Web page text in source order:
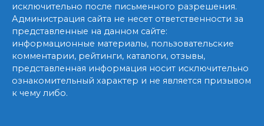
исключительно после письменного разрешения.
Администрация сайта не несет ответственности за
представленные на данном сайте:
информационные материалы, пользовательские
комментарии, рейтинги, каталоги, отзывы,
представленная информация носит исключительно
ознакомительный характер и не является призывом
к чему либо.